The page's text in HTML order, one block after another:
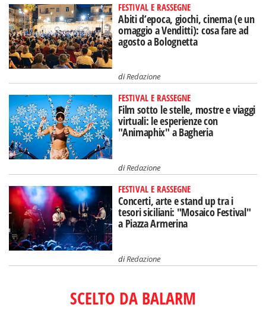
FESTIVAL E RASSEGNE
Abiti d’epoca, giochi, cinema (e un
omaggio a Venditti): cosa fare ad
agosto a Bolognetta
diRedazione
FESTIVAL E RASSEGNE
Film sotto le stelle, mostre e viaggi
virtuali: le esperienze con
"Animaphix" a Bagheria
diRedazione
FESTIVAL E RASSEGNE
Concerti, arte e stand up tra i
tesori siciliani: "Mosaico Festival"
a Piazza Armerina
diRedazione
SCELTO DA BALARM